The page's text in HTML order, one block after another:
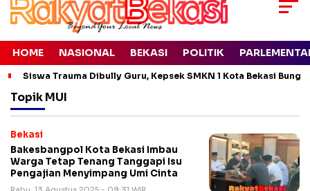
HOME NASIONAL BEKASI POLITIK
Siswa Trauma Dibully Guru, Kepsek SMKN 1 Kota Bekasi
Topik MUI
Bekasi
Bakesbangpol Kota Bekasi Imbau
Warga Tetap Tenang Tanggapi Isu
Pengajian Menyimpang Umi Cinta